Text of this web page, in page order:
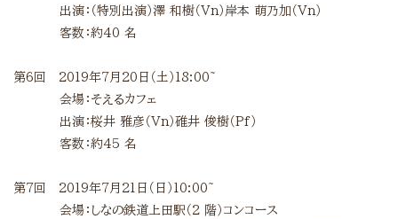
出演：（特別出演）澤 和樹（ Vn ）岸本 萌乃加（ Vn ）
客数：約40 名
第6回 2019年7月20日（土）18:00~
会場：そえるカフェ
出演：桜井 雅彦（ Vn ）碓井 俊樹（ Pf）
客数：約45 名
第7回 2019年7月21日（日）10:00~
会場：しなの鉄道上田駅（ 2 階）コンコース